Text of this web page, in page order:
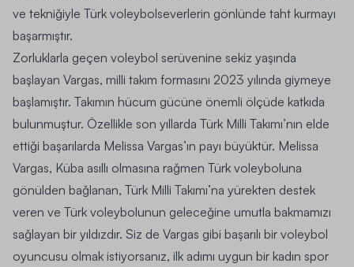
ve tekniğiyle Türk voleybolseverlerin gönlünde taht kurmayı
başarmıştır.
Zorluklarla geçen voleybol serüvenine sekiz yaşında
başlayan Vargas, milli takım formasını 2023 yılında giymeye
başlamıştır. Takımın hücum gücüne önemli ölçüde katkıda
bulunmuştur. Özellikle son yıllarda Türk Milli Takımı’nın elde
ettiği başarılarda Melissa Vargas’ın payı büyüktür. Melissa
Vargas, Küba asıllı olmasına rağmen Türk voleyboluna
gönülden bağlanan, Türk Milli Takımı’na yürekten destek
veren ve Türk voleybolunun geleceğine umutla bakmamızı
sağlayan bir yıldızdır. Siz de Vargas gibi başarılı bir voleybol
oyuncusu olmak istiyorsanız, ilk adımı uygun bir kadın spor